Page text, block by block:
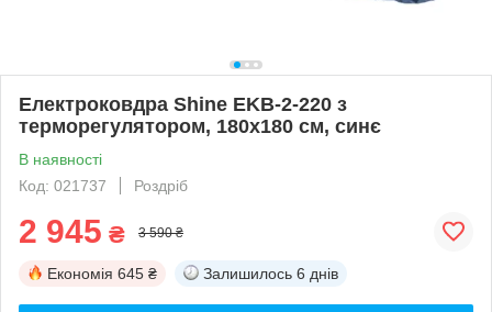
Електроковдра Shine EKB-2-220 з
терморегулятором, 180x180 см, синє
В наявності
Код: 021737
Роздріб
2 945 ₴ 3 590 ₴
Економія 645 ₴ Залишилось 6 днів